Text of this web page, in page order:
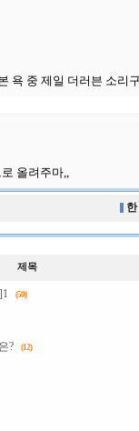
욕 중 제일 더러븐 소리
올려주마,,
제목
(50)
? (12)